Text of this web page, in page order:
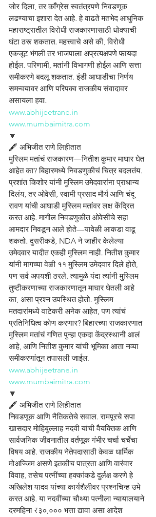
जोर दिला, तर काँग्रेस स्वतंत्रपणे निवडणूक
लढण्याचा इशारा देत आहे. हे वाढते मतभेद आधुनिक
महाराष्ट्रातील विरोधी राजकारणासाठी धोक्याची
घंटा ठरू शकतात. महत्त्वाचे असे की, विरोधी
एकजूट भंगली तर भाजपाला अप्रत्यक्षपणे फायदा
होईल. परिणामी, मतांनी विभागणी होईल आणि सत्ता
समीकरणे बदलू शकतात. इंडी आघाडीचा निर्णय
समन्वयावर आणि परिपक्व राजकीय संवादावर
असायला हवा.
www.abhijeetrane.in
www.mumbaimitra.com
🔽
🖋️ अभिजीत राणे लिहीतात
मुस्लिम मतांचं राजकारण—नितीश कुमार माघार घेत
आहेत का? बिहारमध्ये निवडणुकीचं चित्र बदलतंय.
प्रशांत किशोर यांनी मुस्लिम उमेदवारांना प्राधान्य
दिलंय, तर ओवेसी, स्वामी प्रसाद मौर्य आणि चंदू
रावण यांची आघाडी मुस्लिम मतांवर लक्ष केंद्रित
करत आहे. मागील निवडणुकीत ओवेसींचे सहा
आमदार निवडून आले होते—यावेळी आकडा वाढू
शकतो. दुसरीकडे, NDA ने जाहीर केलेल्या
उमेदवार यादीत एकही मुस्लिम नाही. नितीश कुमार
यांनी मागच्या वेळी ११ मुस्लिम उमेदवार दिले होते,
पण सर्व अपयशी ठरले. त्यामुळे यंदा त्यांनी मुस्लिम
तुष्टीकरणाच्या राजकारणातून माघार घेतली आहे
का, असा प्रश्न उपस्थित होतो. मुस्लिम
मतदारांमध्ये वाटेकरी अनेक आहेत, पण त्यांचं
प्रतिनिधित्व कोण करणार? बिहारच्या राजकारणात
मुस्लिम मतांचं गणित पुन्हा एकदा केंद्रस्थानी आलं
आहे, आणि नितीश कुमार यांची भूमिका आता नव्या
समीकरणांतून तपासली जाईल.
www.abhijeetrane.in
www.mumbaimitra.com
🔽
🖋️ अभिजीत राणे लिहीतात
निवडणूक आणि नैतिकतेचे सवाल. रामपूरचे सपा
खासदार मोहिबुल्लाह नदवी यांची वैयक्तिक आणि
सार्वजनिक जीवनातील वर्तणूक गंभीर चर्चा चर्चेचा
विषय आहे. राजकीय नेतेपदासाठी केवळ धार्मिक
मोअज्जिम असणे इतकीच पात्रता आणि वारंवार
विवाह, तसेच पत्नींच्या हक्कांकडे दुर्लक्ष करणे हे
अखिलेश यादव यांच्या कार्यशैलीवर प्रश्नचिन्ह उभे
करत आहे. या नदवींच्या चौथ्या पत्नीला न्यायालयाने
दरमहिना ₹३०,००० भत्ता द्यावा असा आदेश